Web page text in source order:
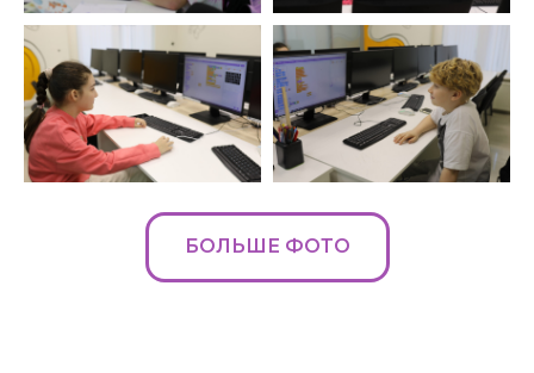
БОЛЬШЕ ФОТО
Все права защищены
Сведения об образовательной
организации
Политика
конфиденциальности